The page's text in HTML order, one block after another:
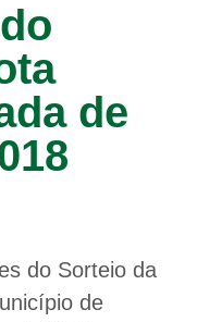
de
do Sorteio da
de